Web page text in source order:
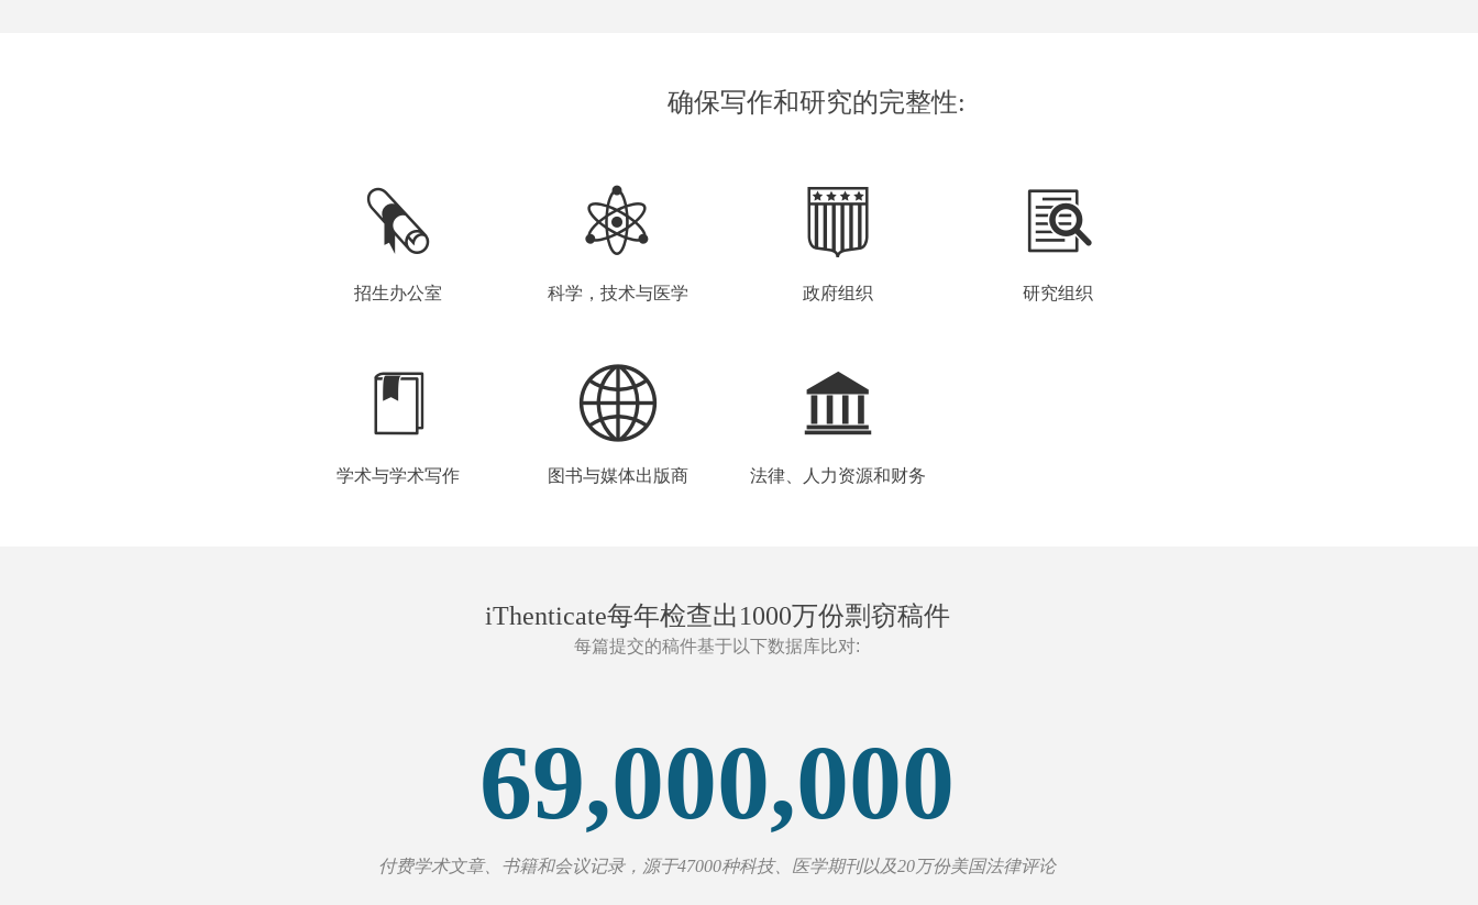
确保写作和研究的完整性:
招生办公室 科学，技术与医学 政府组织 研究组织
学术与学术写作 图书与媒体出版商 法律、人力资源和财务
iThenticate每年检查出1000万份剽窃稿件
每篇提交的稿件基于以下数据库比对:
69,000,000
付费学术文章、书籍和会议记录，源于47000种科技、医学期刊以及20万份美国法律评论